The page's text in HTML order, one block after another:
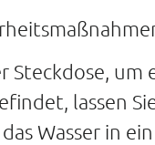
Steckdose, um
lassen
Wasser in